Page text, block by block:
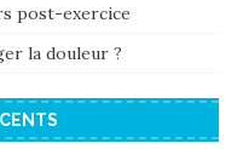
post-exercice
la douleur ?